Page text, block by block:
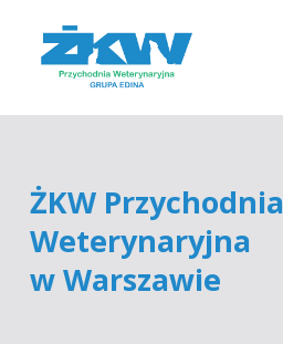
ŻKW Przychodnia
Weterynaryjna
w Warszawie